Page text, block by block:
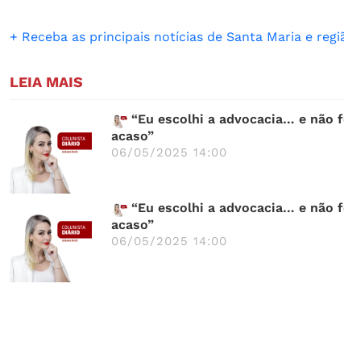
+ Receba as principais notícias de Santa Maria e
LEIA MAIS
“Eu escolhi a advocacia… e não
acaso”
06/05/2025 14:00
“Eu escolhi a advocacia… e não
acaso”
06/05/2025 14:00